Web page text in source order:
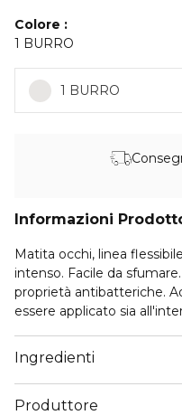
Colore
1 BURRO
1 BURRO
Informazioni
Matita occhi, linea
intenso. Facile da
proprietà antibatteriche.
essere applicato sia
Ingredienti
Produttore